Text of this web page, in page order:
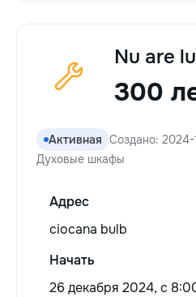
Nu are
300
Активная Создано: 2024-
Духовые шкафы
Адрес
ciocana bulb
Начать
26 декабря 2024, c